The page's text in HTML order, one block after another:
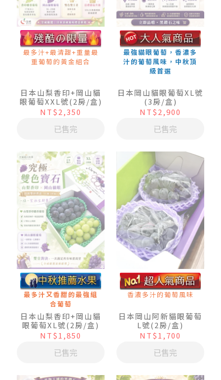
最多汁+最清甜+重量最
重葡萄的黃金組合
日本山梨香印+岡山貓
眼葡萄XXL號(2房/盒)
NT$2,350
已售完
最強貓眼葡萄，香濃多
汁的葡萄風味，中秋頂
級首選
日本岡山貓眼葡萄XL號
(3房/盒)
NT$2,900
已售完
最多汁又香甜的最強組
合葡萄
日本山梨香印+岡山貓
眼葡萄XL號(2房/盒)
NT$1,850
已售完
香濃多汁的葡萄風味
日本岡山阿新貓眼葡萄
L號(2房/盒)
NT$1,700
已售完